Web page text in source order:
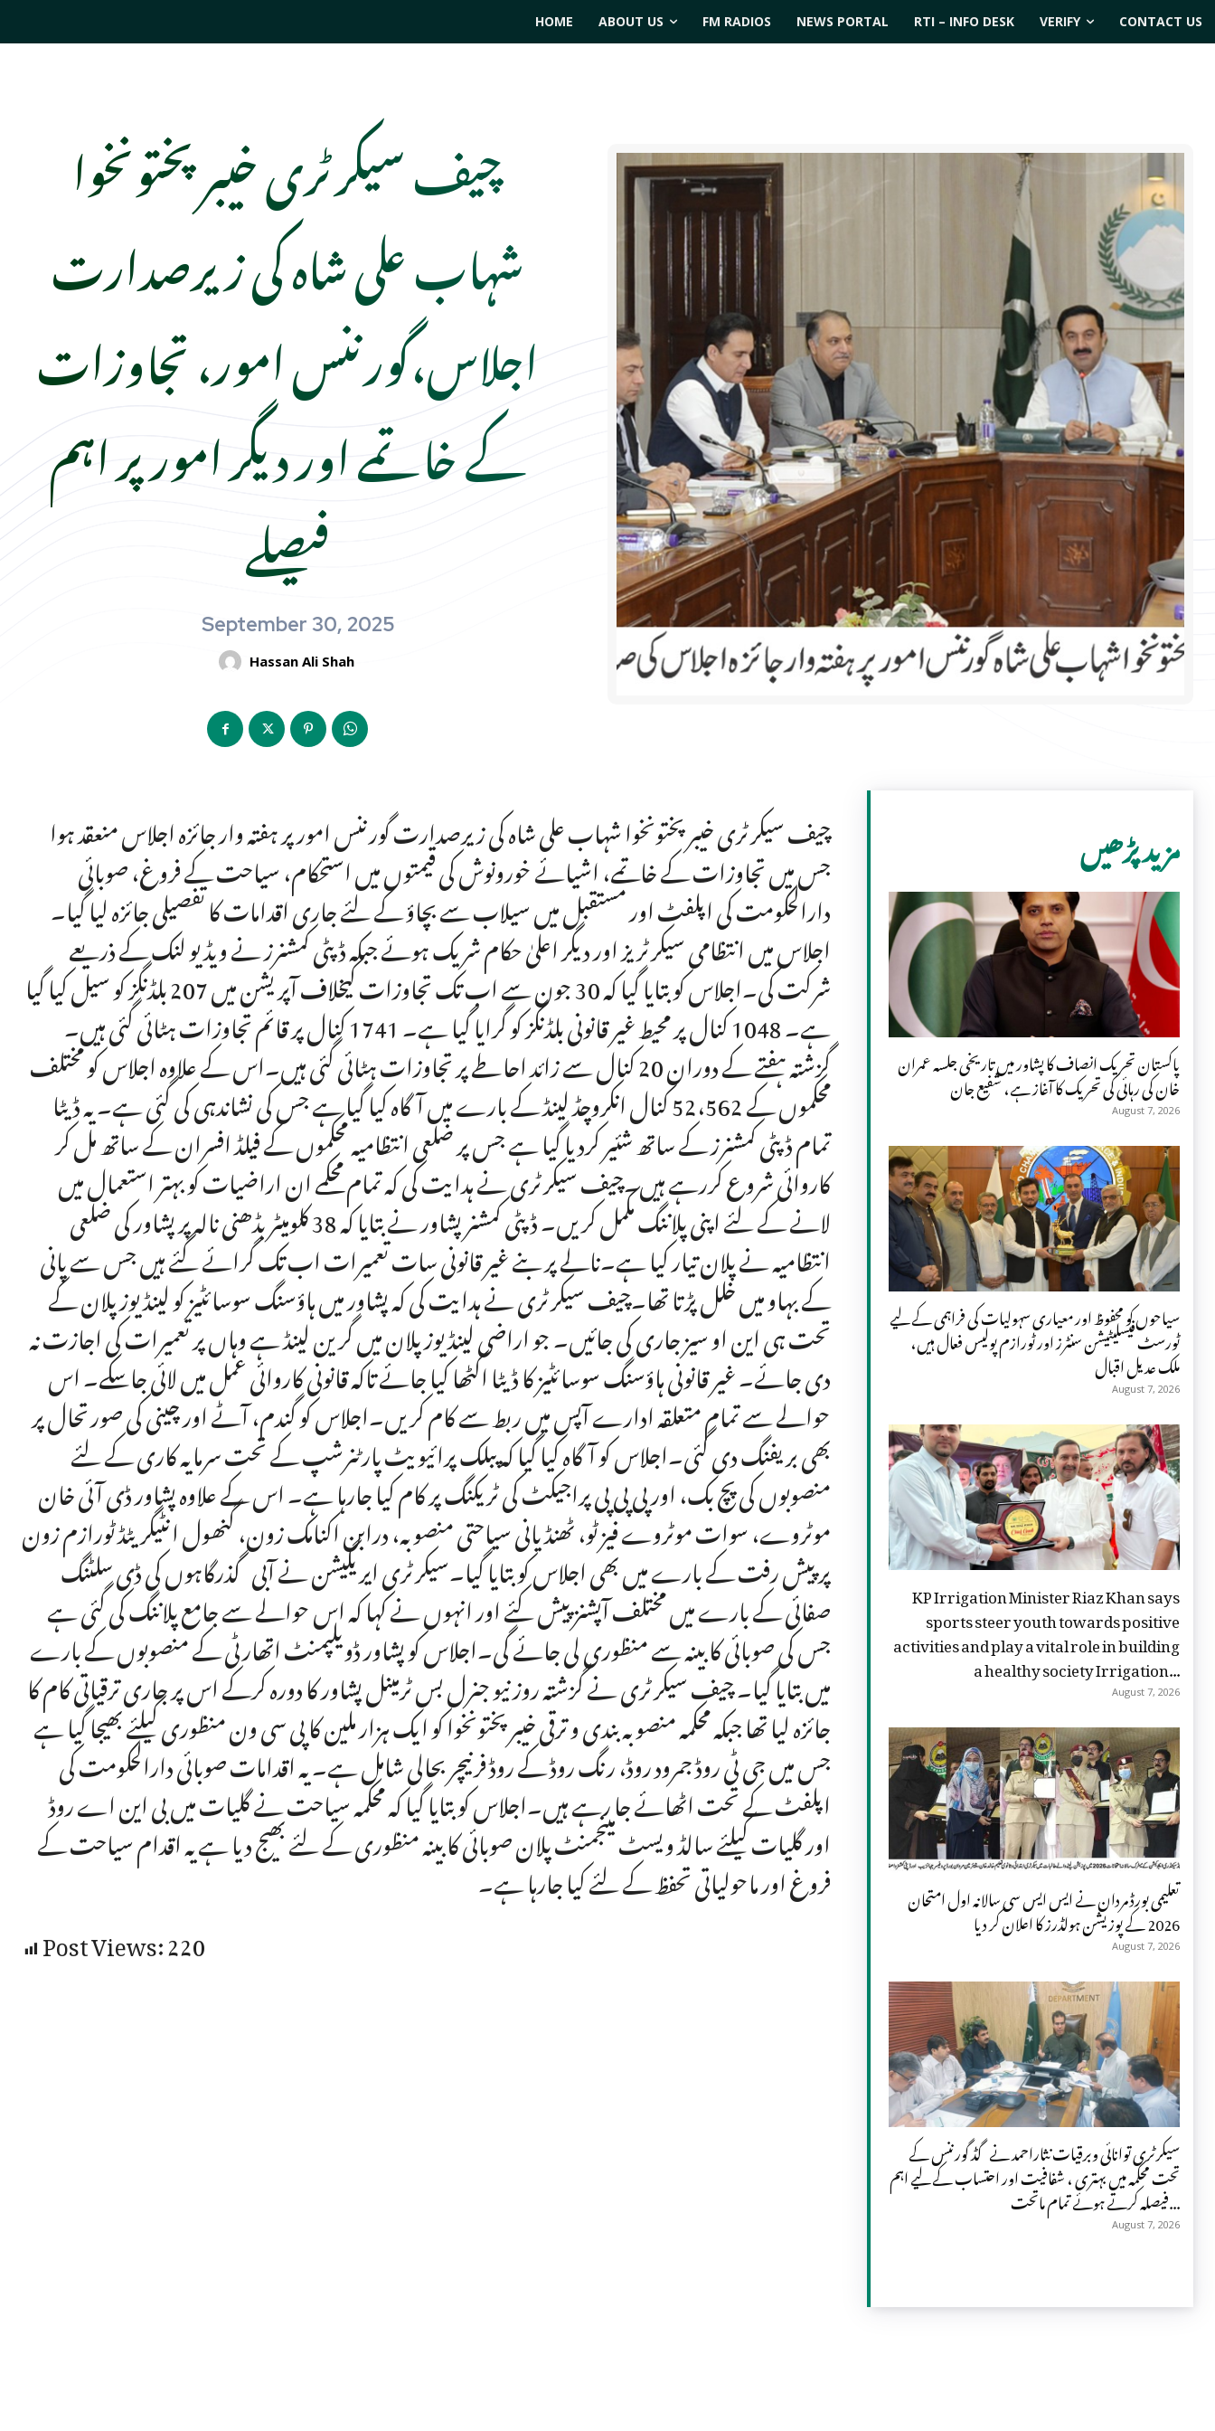
HOME ABOUT US FM RADIOS NEWS PORTAL RTI – INFO DESK VERIFY CONTACT US
چیف سیکرٹری خیبرپختونخوا
شہاب علی شاہ کی زیرصدارت
اجلاس،گورننس امور، تجاوزات
کے خاتمے اور دیگر امور پر اہم
فیصلے
September 30, 2025
Hassan Ali Shah
چیف سیکرٹری خیبرپختونخوا شہاب علی شاہ کی زیرصدارت گورننس امور پر ہفتہ وار جائزہ اجلاس منعقد ہوا
جس میں تجاوزات کے خاتمے، اشیائے خورونوش کی قیمتوں میں استحکام، سیاحت کے فروغ، صوبائی
دارالحکومت کی اپلفٹ اور مستقبل میں سیلاب سے بچاؤ کے لئے جاری اقدامات کا تفصیلی جائزہ لیا گیا۔
اجلاس میں انتظامی سیکرٹریز اور دیگر اعلیٰ حکام شریک ہوئے جبکہ ڈپٹی کمشنرز نے ویڈیو لنک کے ذریعے
شرکت کی۔اجلاس کو بتایا گیا کہ 30 جون سے اب تک تجاوزات کیخلاف آپریشن میں 207 بلڈنگز کو سیل کیا گیا
ہے۔ 1048 کنال پر محیط غیر قانونی بلڈنگز کو گرایا گیا ہے۔ 1741 کنال پر قائم تجاوزات ہٹائی گئی ہیں۔
گزشتہ ہفتے کے دوران 20 کنال سے زائد احاطے پر تجاوزات ہٹائی گئی ہیں۔اس کے علاوہ اجلاس کو مختلف
محکموں کے 52،562 کنال انکروچڈ لینڈ کے بارے میں آگاہ کیا گیا ہے جس کی نشاندہی کی گئی ہے۔ یہ ڈیٹا
تمام ڈپٹی کمشنرز کے ساتھ شئیر کردیا گیا ہے جس پر ضلعی انتظامیہ محکموں کے فیلڈ افسران کے ساتھ مل کر
کاروائی شروع کررہے ہیں۔چیف سیکرٹری نے ہدایت کی کہ تمام محکمے ان اراضیات کو بہتر استعمال میں
لانے کے لئے اپنی پلاننگ مکمل کریں۔ ڈپٹی کمشنر پشاور نے بتایا کہ 38 کلومیٹر بڈھنی نالہ پر پشاور کی ضلعی
انتظامیہ نے پلان تیار کیا ہے۔نالے پر بنے غیر قانونی سات تعمیرات اب تک گرائے گئے ہیں جس سے پانی
کے بہاو میں خلل پڑتا تھا۔چیف سیکرٹری نے ہدایت کی کہ پشاور میں ہاؤسنگ سوسائٹیز کو لینڈ یوز پلان کے
تحت ہی این او سیز جاری کی جائیں۔ جو اراضی لینڈ یوز پلان میں گرین لینڈ ہے وہاں پر تعمیرات کی اجازت نہ
دی جائے۔ غیر قانونی ہاؤسنگ سوسائٹیز کا ڈیٹا اکٹھا کیا جائے تاکہ قانونی کاروائی عمل میں لائی جاسکے۔ اس
حوالے سے تمام متعلقہ ادارے آپس میں ربط سے کام کریں۔اجلاس کو گندم، آٹے اور چینی کی صورتحال پر
بھی بریفنگ دی گئی۔اجلاس کو آگاہ کیا گیا کہ پبلک پرائیویٹ پارٹنرشپ کے تحت سرمایہ کاری کے لئے
منصوبوں کی پچ بک، اور پی پی پی پراجیکٹ کی ٹریکنگ پر کام کیا جارہا ہے۔ اس کے علاوہ پشاور ڈی آئی خان
موٹروے، سوات موٹروے فیز ٹو، ٹھنڈیانی سیاحتی منصوبہ، درابن اکنامک زون، گنھول انٹیگریٹڈ ٹورازم زون
پر پیش رفت کے بارے میں بھی اجلاس کو بتایا گیا۔سیکرٹری ایریگیشن نے آبی گذرگاہوں کی ڈی سلٹنگ
صفائی کے بارے میں مختلف آپشنز پیش کئے اور انہوں نے کہا کہ اس حوالے سے جامع پلاننگ کی گئی ہے
جس کی صوبائی کابینہ سے منظوری لی جائے گی۔اجلاس کو پشاور ڈویلپمنٹ اتھارٹی کے منصوبوں کے بارے
میں بتایا گیا۔ چیف سیکرٹری نے گزشتہ روز نیو جنرل بس ٹرمینل پشاور کا دورہ کرکے اس پر جاری ترقیاتی کام کا
جائزہ لیا تھا جبکہ محکمہ منصوبہ بندی و ترقی خیبرپختونخوا کو ایک ہزار ملین کا پی سی ون منظوری کیلئے بھیجا گیا ہے
جس میں جی ٹی روڈ جمرود روڈ، رنگ روڈ کے روڈ فرنیچر بحالی شامل ہے۔ یہ اقدامات صوبائی دارالحکومت کی
اپلفٹ کے تحت اٹھائے جا رہے ہیں۔اجلاس کو بتایا گیا کہ محکمہ سیاحت نے گلیات میں بی این اے روڈ
اور گلیات کیلئے سالڈ ویسٹ مینجمنٹ پلان صوبائی کابینہ منظوری کے لئے بھیج دیا ہے یہ اقدام سیاحت کے
فروغ اور ماحولیاتی تحفظ کے لئے کیا جارہا ہے۔
Post Views:220
مزید پڑھیں
پاکستان تحریک انصاف کا پشاور میں تاریخی جلسہ عمران
خان کی رہائی کی تحریک کا آغاز ہے، شفیع جان
August 7, 2026
سیاحوں کو محفوظ اور معیاری سہولیات کی فراہمی کے لیے
ٹورسٹ فیسلیٹیشن سنٹرز اور ٹورازم پولیس فعال ہیں،
ملک عدیل اقبال
August 7, 2026
KP Irrigation Minister Riaz Khan says
sports steer youth towards positive
activities and play a vital role in building
a healthy society Irrigation...
August 7, 2026
تعلیمی بورڈ مردان نے ایس ایس سی سالانہ اول امتحان
2026 کے پوزیشن ہولڈرز کا اعلان کر دیا
August 7, 2026
سیکرٹری توانائی وبرقیات نثاراحمد نے گڈ گورننس کے
تحت محکمہ میں بہتری ، شفافیت اور احتساب کے لیے اہم
فیصلہ کرتے ہوئے تمام ماتحت...
August 7, 2026